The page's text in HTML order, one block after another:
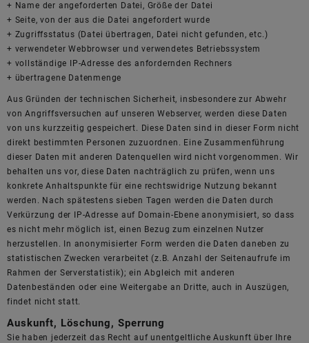
+ Name der angeforderten Datei, Größe der Datei
+ Seite, von der aus die Datei angefordert wurde
+ Zugriffsstatus (Datei übertragen, Datei nicht gefunden, etc.)
+ verwendeter Webbrowser und verwendetes Betriebssystem
+ vollständige IP-Adresse des anfordernden Rechners
+ übertragene Datenmenge
Aus Gründen der technischen Sicherheit, insbesondere zur Abwehr
von Angriffsversuchen auf unseren Webserver, werden diese Daten
von uns kurzzeitig gespeichert. Diese Daten sind in dieser Form nicht
direkt bestimmten Personen zuzuordnen. Eine Zusammenführung
dieser Daten mit anderen Datenquellen wird nicht vorgenommen. Wir
behalten uns vor, diese Daten nachträglich zu prüfen, wenn uns
konkrete Anhaltspunkte für eine rechtswidrige Nutzung bekannt
werden. Nach spätestens sieben Tagen werden die Daten durch
Verkürzung der IP-Adresse auf Domain-Ebene anonymisiert, so dass
es nicht mehr möglich ist, einen Bezug zum einzelnen Nutzer
herzustellen. In anonymisierter Form werden die Daten daneben zu
statistischen Zwecken verarbeitet (z.B. Anzahl der Seitenaufrufe im
Rahmen der Serverstatistik); ein Abgleich mit anderen
Datenbeständen oder eine Weitergabe an Dritte, auch in Auszügen,
findet nicht statt.
Auskunft, Löschung, Sperrung
Sie haben jederzeit das Recht auf unentgeltliche Auskunft über Ihre